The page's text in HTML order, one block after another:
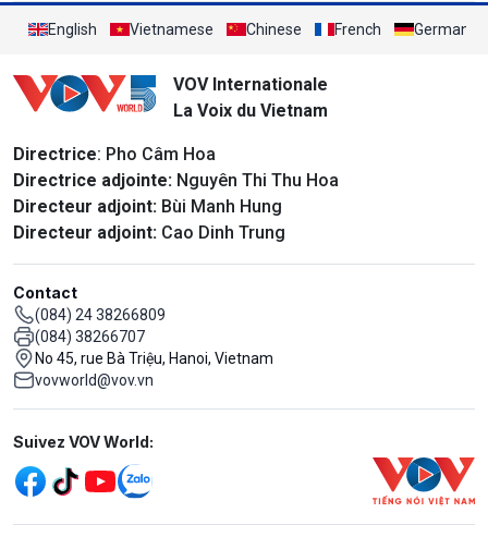
English Vietnamese Chinese French German
VOV Internationale
La Voix du Vietnam
Directrice: Pho Câm Hoa
Directrice adjointe: Nguyên Thi Thu Hoa
Directeur adjoint: Bùi Manh Hung
Directeur adjoint: Cao Dinh Trung
Contact
(084) 24 38266809
(084) 38266707
No 45, rue Bà Triệu, Hanoi, Vietnam
vovworld@vov.vn
Mạng xã hội
Suivez VOV World: